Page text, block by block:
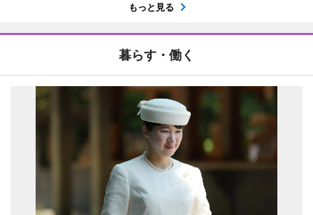
もっと見る
暮らす・働く